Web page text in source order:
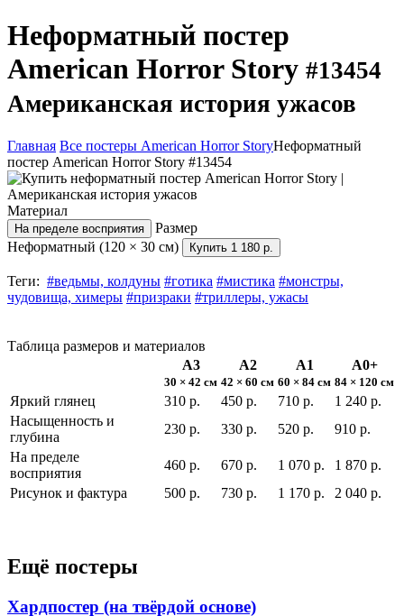
Неформатный постер
American Horror Story #13454
Американская история ужасов
Главная Все постеры American Horror StoryНеформатный
постер American Horror Story #13454
Материал
На пределе восприятия
Размер
Неформатный (120 × 30 см)
Купить 1 180 р.
Теги: #ведьмы, колдуны #готика #мистика #монстры,
чудовища, химеры #призраки #триллеры, ужасы
Таблица размеров и материалов
А3
30 × 42 см
А2
42 × 60 см
А1
60 × 84 см
А0+
84 × 120 см
Яркий глянец 310 р. 450 р. 710 р.
1 240 р.
Насыщенность и
глубина
230 р. 330 р. 520 р.
910 р.
На пределе
восприятия
460 р. 670 р. 1 070 р.
1 870 р.
Рисунок и фактура
500 р. 730 р. 1 170 р. 2 040 р.
Ещё постеры
Хардпостер (на твёрдой основе)